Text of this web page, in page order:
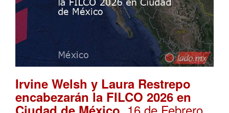
Irvine Welsh y Laura Restrepo
encabezarán la FILCO 2026 en